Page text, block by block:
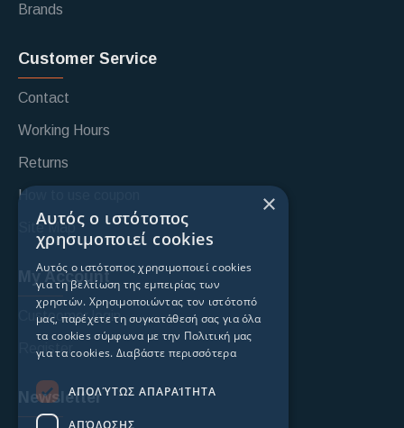
Brands
Customer Service
Contact
Working Hours
Returns
How to use coupon
Site Map
My Account
Custoomer login
Register
Newsletter
×
Αυτός ο ιστότοπος
χρησιμοποιεί cookies
Αυτός ο ιστότοπος χρησιμοποιεί cookies
για τη βελτίωση της εμπειρίας των
χρηστών. Χρησιμοποιώντας τον ιστότοπό
μας, παρέχετε τη συγκατάθεσή σας για όλα
τα cookies σύμφωνα με την Πολιτική μας
για τα cookies. Διαβάστε περισσότερα
ΑΠΟΛΎΤΩΣ ΑΠΑΡΑΊΤΗΤΑ
ΑΠΌΔΟΣΗΣ